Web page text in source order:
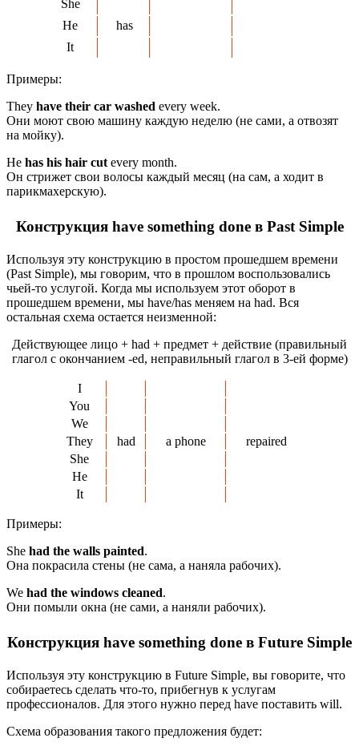
She
He
has
It
Примеры:
They have their car washed every week.
Они моют свою машину каждую неделю (не сами, а отвозят
на мойку).
He has his hair cut every month.
Он стрижет свои волосы каждый месяц (на сам, а ходит в
парикмахерскую).
Конструкция have something done в Past Simple
Используя эту конструкцию в простом прошедшем времени
(Past Simple), мы говорим, что в прошлом воспользовались
чьей-то услугой. Когда мы используем этот оборот в
прошедшем времени, мы have/has меняем на had. Вся
остальная схема остается неизменной:
Действующее лицо + had + предмет + действие (правильный
глагол с окончанием -ed, неправильный глагол в 3-ей форме)
I
You
We
They
had a phone
repaired
She
He
It
Примеры:
She had the walls painted.
Она покрасила стены (не сама, а наняла рабочих).
We had the windows cleaned.
Они помыли окна (не сами, а наняли рабочих).
Конструкция have something done в Future Simple
Используя эту конструкцию в Future Simple, вы говорите, что
собираетесь сделать что-то, прибегнув к услугам
профессионалов. Для этого нужно перед have поставить will.
Схема образования такого предложения будет: